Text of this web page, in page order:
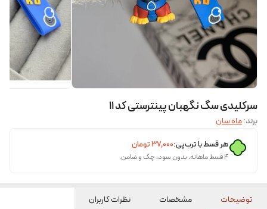
سرکلیدی سگ نگهبان پینترستی کد ۱۱
برند:ماه سان
هر قسط با ترب‌پی:۳۷٬۰۰۰تومان
۴ قسط ماهانه. بدون سود، چک و ضامن.
توضیحات مشخصات نظرات کاربران